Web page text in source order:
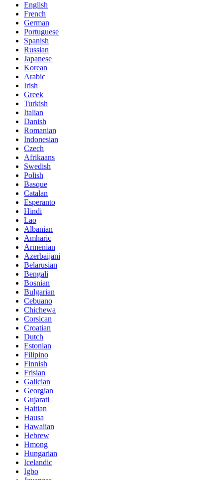
English
French
German
Portuguese
Spanish
Russian
Japanese
Korean
Arabic
Irish
Greek
Turkish
Italian
Danish
Romanian
Indonesian
Czech
Afrikaans
Swedish
Polish
Basque
Catalan
Esperanto
Hindi
Lao
Albanian
Amharic
Armenian
Azerbaijani
Belarusian
Bengali
Bosnian
Bulgarian
Cebuano
Chichewa
Corsican
Croatian
Dutch
Estonian
Filipino
Finnish
Frisian
Galician
Georgian
Gujarati
Haitian
Hausa
Hawaiian
Hebrew
Hmong
Hungarian
Icelandic
Igbo